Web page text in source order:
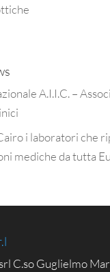
A.I.I.C. –
i laboratori che
mediche da tutta
C.so Guglielmo